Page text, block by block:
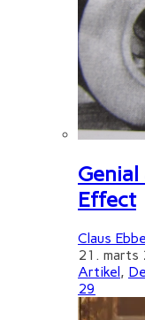
Effect
Claus
21. marts
Artikel,
29